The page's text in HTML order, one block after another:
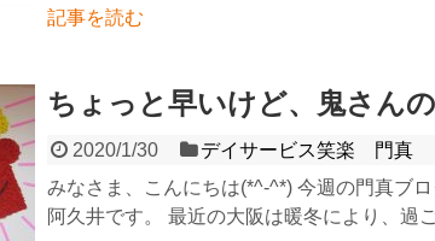
記事を読む
ちょっと早いけど、鬼さん
2020/1/30
デイサービス笑楽 門真
みなさま、こんにちは(*^-^*) 今週の門真ブ
阿久井です。 最近の大阪は暖冬により、過